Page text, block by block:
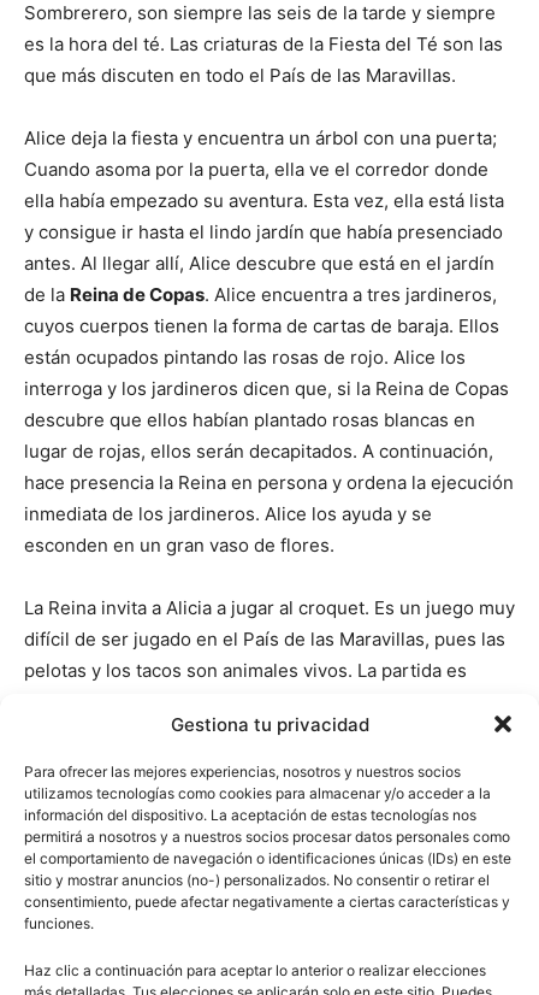
Gestiona tu privacidad
Para ofrecer las mejores experiencias, nosotros y nuestros socios
utilizamos tecnologías como cookies para almacenar y/o acceder a la
información del dispositivo. La aceptación de estas tecnologías nos
permitirá a nosotros y a nuestros socios procesar datos personales como
el comportamiento de navegación o identificaciones únicas (IDs) en este
sitio y mostrar anuncios (no-) personalizados. No consentir o retirar el
consentimiento, puede afectar negativamente a ciertas características y
funciones.
Haz clic a continuación para aceptar lo anterior o realizar elecciones
más detalladas. Tus elecciones se aplicarán solo en este sitio. Puedes
Sombrerero, son siempre las seis de la tarde y siempre
es la hora del té. Las criaturas de la Fiesta del Té son las
que más discuten en todo el País de las Maravillas.
Alice deja la fiesta y encuentra un árbol con una puerta;
Cuando asoma por la puerta, ella ve el corredor donde
ella había empezado su aventura. Esta vez, ella está lista
y consigue ir hasta el lindo jardín que había presenciado
antes. Al llegar allí, Alice descubre que está en el jardín
de la Reina de Copas. Alice encuentra a tres jardineros,
cuyos cuerpos tienen la forma de cartas de baraja. Ellos
están ocupados pintando las rosas de rojo. Alice los
interroga y los jardineros dicen que, si la Reina de Copas
descubre que ellos habían plantado rosas blancas en
lugar de rojas, ellos serán decapitados. A continuación,
hace presencia la Reina en persona y ordena la ejecución
inmediata de los jardineros. Alice los ayuda y se
esconden en un gran vaso de flores.
La Reina invita a Alicia a jugar al croquet. Es un juego muy
difícil de ser jugado en el País de las Maravillas, pues las
pelotas y los tacos son animales vivos. La partida es
cual el Rey de Copas antipatiza inmediatamente.
La reina lleva a Alice hasta el Grifo, y éste, a su vez, la
conduce hasta laFalsa Tortuga[o Tortuga artificial]. La
Tortuga y el Grifo cuentan a Alice historias bizarras sobre
la escuela de ellos en el fondo del mar. La Tortuga Falsa
canta una canción melancólica sobre sopa de tortuga, y
de la Sota de Corazones.